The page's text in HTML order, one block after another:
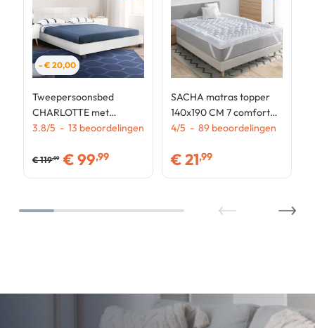
- € 20,00
Tweepersoonsbed
CHARLOTTE met
lattenbodem 140x190 cm
3.8/5 - 13 beoordelingen
€119,99 €99,99
SACHA matras topper
140x190 CM 7 comfort
zones dik en zacht 600 gr
4/5 - 89 beoordelingen
€21,99